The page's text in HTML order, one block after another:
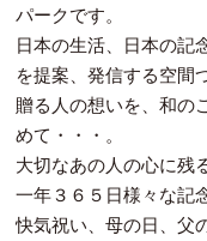
パークです。
日本の生活、日本の記
を提案、発信する空間
贈る人の想いを、和の
めて・・・。
大切なあの人の心に残
一年３６５日様々な記
快気祝い、母の日、父